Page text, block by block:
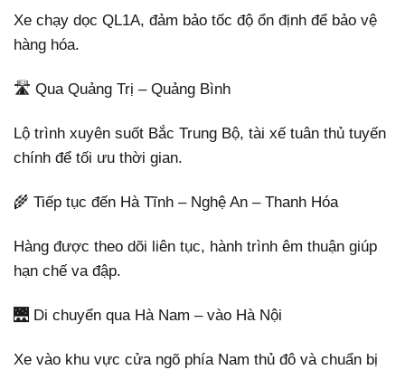
Xe chạy dọc QL1A, đảm bảo tốc độ ổn định để bảo vệ
hàng hóa.
🛣️ Qua Quảng Trị – Quảng Bình
Lộ trình xuyên suốt Bắc Trung Bộ, tài xế tuân thủ tuyến
chính để tối ưu thời gian.
🌾 Tiếp tục đến Hà Tĩnh – Nghệ An – Thanh Hóa
Hàng được theo dõi liên tục, hành trình êm thuận giúp
hạn chế va đập.
🌉 Di chuyển qua Hà Nam – vào Hà Nội
Xe vào khu vực cửa ngõ phía Nam thủ đô và chuẩn bị